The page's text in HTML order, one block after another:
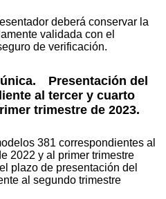
deberá conservar la
validada con el
de verificación.
Presentación del
al tercer y cuarto
trimestre de 2023.
381 correspondientes al
2022 y al primer trimestre
plazo de presentación del
al segundo trimestre